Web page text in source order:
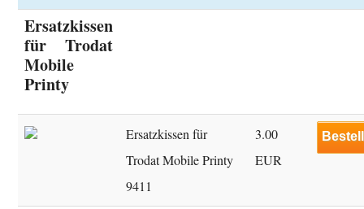
Ersatzkissen
für Trodat
Mobile
Printy
Ersatzkissen für
Trodat Mobile Printy
9411
3.00
EUR